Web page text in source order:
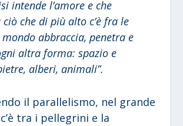
intende l’amore e che
che di più alto c’è fra le
abbraccia, penetra e
altra forma: spazio e
alberi, animali”.
il parallelismo, nel grande
tra i pellegrini e la